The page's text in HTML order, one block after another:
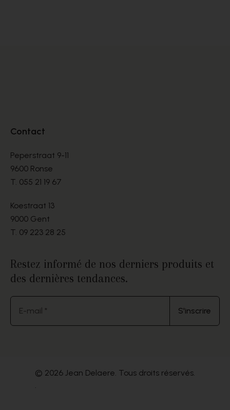
Contact
Peperstraat 9-11
9600 Ronse
T. 055 21 19 67
Koestraat 13
9000 Gent
T. 09 223 28 25
Restez informé de nos derniers produits et
des dernières tendances.
E-mail * S'inscrire
© 2026 Jean Delaere. Tous droits réservés.
.